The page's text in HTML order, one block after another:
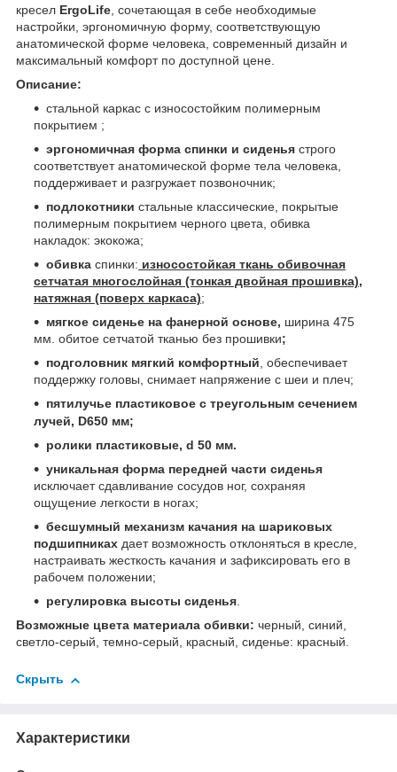
кресел ErgoLife, сочетающая в себе необходимые
настройки, эргономичную форму, соответствующую
анатомической форме человека, современный дизайн и
максимальный комфорт по доступной цене.
Описание:
стальной каркас с износостойким полимерным
покрытием ;
эргономичная форма спинки и сиденья строго
соответствует анатомической форме тела человека,
поддерживает и разгружает позвоночник;
подлокотники стальные классические, покрытые
полимерным покрытием черного цвета, обивка
накладок: экокожа;
обивка спинки: износостойкая ткань обивочная
сетчатая многослойная (тонкая двойная прошивка),
натяжная (поверх каркаса);
мягкое сиденье на фанерной основе, ширина 475
мм. обитое сетчатой тканью без прошивки;
подголовник мягкий комфортный, обеспечивает
поддержку головы, снимает напряжение с шеи и плеч;
пятилучье пластиковое с треугольным сечением
лучей, D650 мм;
ролики пластиковые, d 50 мм.
уникальная форма передней части сиденья
исключает сдавливание сосудов ног, сохраняя
ощущение легкости в ногах;
бесшумный механизм качания на шариковых
подшипниках дает возможность отклоняться в кресле,
настраивать жесткость качания и зафиксировать его в
рабочем положении;
регулировка высоты сиденья.
Возможные цвета материала обивки: черный, синий,
светло-серый, темно-серый, красный, сиденье: красный.
Скрыть
Характеристики